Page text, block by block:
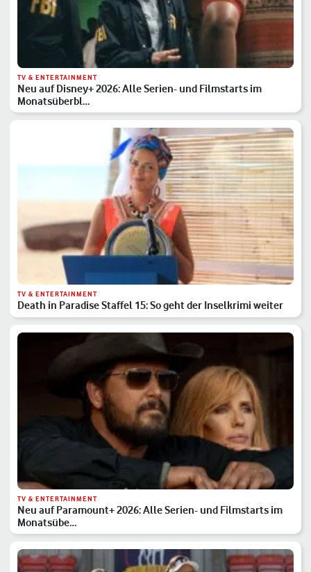
TV & ENTERTAINMENT
Neu auf Disney+ 2026: Alle Serien- und Filmstarts im
Monatsüberbl…
TV & ENTERTAINMENT
Death in Paradise Staffel 15: So geht der Inselkrimi weiter
TV & ENTERTAINMENT
Neu auf Paramount+ 2026: Alle Serien- und Filmstarts im
Monatsübe…